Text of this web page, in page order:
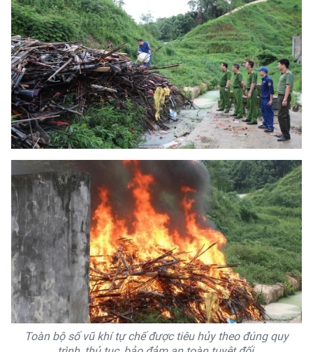
Toàn bộ số vũ khí tự chế được tiêu hủy theo đúng quy